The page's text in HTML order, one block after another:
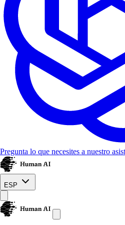
Pregunta lo que necesites a nuestro
ESP